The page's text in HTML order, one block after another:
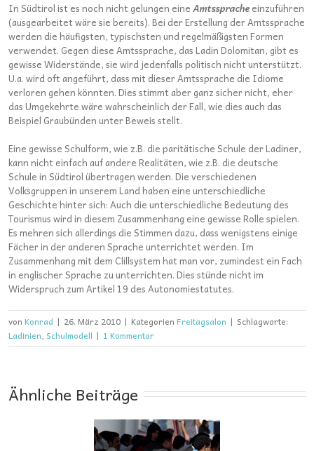
In Südtirol ist es noch nicht gelungen eineAmtsspracheeinzuführen
(ausgearbeitet wäre sie bereits). Bei der Erstellung der Amtssprache
werden die häufigsten, typischsten und regelmäßigsten Formen
verwendet. Gegen diese Amtssprache, das Ladin Dolomitan, gibt es
gewisse Widerstände, sie wird jedenfalls politisch nicht unterstützt.
U.a. wird oft angeführt, dass mit dieser Amtssprache die Idiome
verloren gehen könnten. Dies stimmt aber ganz sicher nicht, eher
das Umgekehrte wäre wahrscheinlich der Fall, wie dies auch das
Beispiel Graubünden unter Beweis stellt.
Eine gewisse Schulform, wie z.B. die paritätische Schule der Ladiner,
kann nicht einfach auf andere Realitäten, wie z.B. die deutsche
Schule in Südtirol übertragen werden. Die verschiedenen
Volksgruppen in unserem Land haben eine unterschiedliche
Geschichte hinter sich: Auch die unterschiedliche Bedeutung des
Tourismus wird in diesem Zusammenhang eine gewisse Rolle spielen.
Es mehren sich allerdings die Stimmen dazu, dass wenigstens einige
Fächer in der anderen Sprache unterrichtet werden. Im
Zusammenhang mit dem Clillsystem hat man vor, zumindest ein Fach
in englischer Sprache zu unterrichten. Dies stünde nicht im
Widerspruch zum Artikel 19 des Autonomiestatutes.
von Konrad | 26. März 2010 | Kategorien Freitagsalon | Schlagworte:
Ladinien, Schulmodell | 1 Kommentar
Ähnliche Beiträge